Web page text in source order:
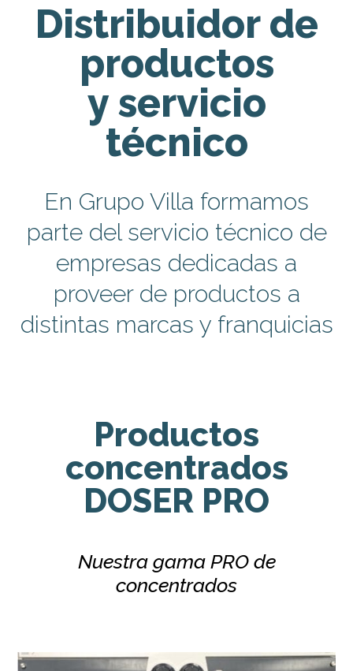
Distribuidor de
productos
y servicio
técnico
En Grupo Villa formamos
parte del servicio técnico de
empresas dedicadas a
proveer de productos a
distintas marcas y franquicias
Productos
concentrados
DOSER PRO
Nuestra gama PRO de
concentrados